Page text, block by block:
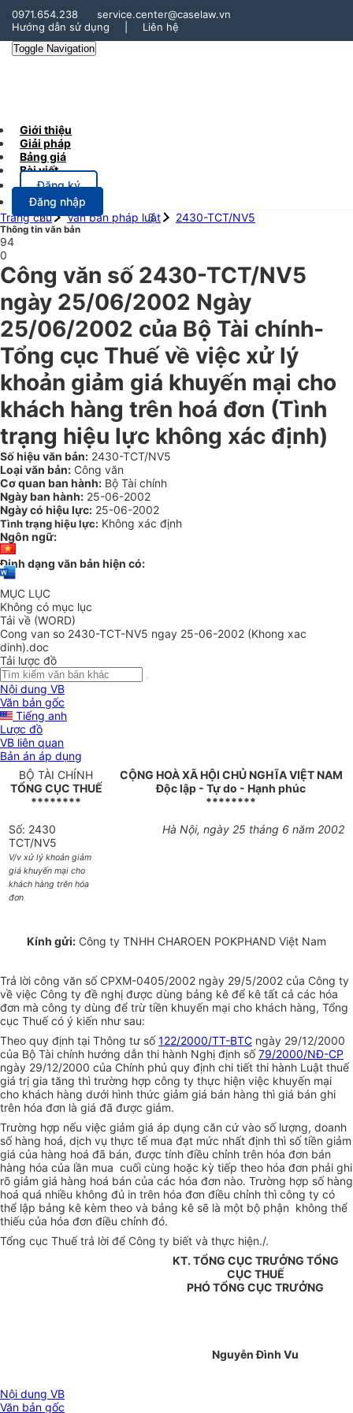
0971.654.238
service.center@caselaw.vn
Hướng dẫn sử dụng
Liên hệ
Toggle Navigation
Giới thiệu
Giải pháp
Bảng giá
Bài viết
Đăng ký
Đăng nhập
Trang chủ
Văn bản pháp luật 2430-TCT/NV5
Thông tin văn bản
94
0
Công văn số 2430-TCT/NV5
ngày 25/06/2002 Ngày
25/06/2002 của Bộ Tài chính-
Tổng cục Thuế về việc xử lý
khoản giảm giá khuyến mại cho
khách hàng trên hoá đơn (Tình
trạng hiệu lực không xác định)
Số hiệu văn bản: 2430-TCT/NV5
Loại văn bản: Công văn
Cơ quan ban hành: Bộ Tài chính
Ngày ban hành: 25-06-2002
Ngày có hiệu lực: 25-06-2002
Tình trạng hiệu lực: Không xác định
Ngôn ngữ:
Định dạng văn bản hiện có:
MỤC LỤC
Không có mục lục
Tải về (WORD)
Cong van so 2430-TCT-NV5 ngay 25-06-2002 (Khong xac
dinh).doc
Tải lược đồ
Nội dung VB
Văn bản gốc
Tiếng anh
Lược đồ
VB liên quan
Bản án áp dụng
BỘ TÀI CHÍNH
TỔNG CỤC THUẾ
********
CỘNG HOÀ XÃ HỘI CHỦ NGHĨA VIỆT NAM
Độc lập - Tự do - Hạnh phúc
********
Số: 2430
TCT/NV5
V/v xử lý khoản giảm
giá khuyến mại cho
khách hàng trên hóa
đơn
Hà Nội, ngày 25 tháng 6 năm 2002
Kính gửi: Công ty TNHH CHAROEN POKPHAND Việt Nam
Trả lời công văn số CPXM-0405/2002 ngày 29/5/2002 của Công ty
về việc Công ty đề nghị được dùng bảng kê để kê tất cả các hóa
đơn mà công ty dùng để trừ tiền khuyến mại cho khách hàng, Tổng
cục Thuế có ý kiến như sau:
Theo quy định tại Thông tư số122/2000/TT-BTC ngày 29/12/2000
của Bộ Tài chính hướng dẫn thi hành Nghị định số79/2000/NĐ-CP
ngày 29/12/2000 của Chính phủ quy định chi tiết thi hành Luật thuế
giá trị gia tăng thì trường hợp công ty thực hiện việc khuyến mại
cho khách hàng dưới hình thức giảm giá bán hàng thì giá bán ghi
trên hóa đơn là giá đã được giảm.
Trường hợp nếu việc giảm giá áp dụng căn cứ vào số lượng, doanh
số hàng hoá, dịch vụ thực tế mua đạt mức nhất định thì số tiền giảm
giá của hàng hoá đã bán, được tính điều chỉnh trên hóa đơn bán
hàng hóa của lần mua cuối cùng hoặc kỳ tiếp theo hóa đơn phải ghi
rõ giảm giá hàng hoá bán của các hóa đơn nào. Trường hợp số hàng
hoá quá nhiều không đủ in trên hóa đơn điều chỉnh thì công ty có
thể lập bảng kê kèm theo và bảng kê sẽ là một bộ phận không thể
thiếu của hóa đơn điều chỉnh đó.
Tổng cục Thuế trả lời để Công ty biết và thực hiện./.
KT. TỔNG CỤC TRƯỞNG TỔNG
CỤC THUẾ
PHÓ TỔNG CỤC TRƯỞNG
Nguyễn Đình Vu
Nội dung VB
Văn bản gốc